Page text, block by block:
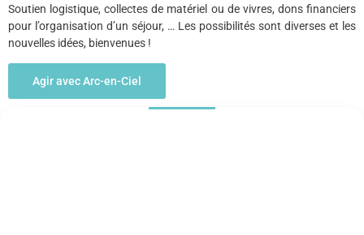
Soutien logistique, collectes de matériel ou de vivres, dons financiers
pour l’organisation d’un séjour, … Les possibilités sont diverses et les
nouvelles idées, bienvenues !
Agir avec Arc-en-Ciel